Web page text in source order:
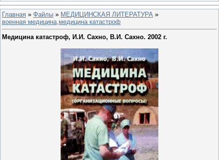
Главная » Файлы » МЕДИЦИНСКАЯ ЛИТЕРАТУРА »
военная медицина,медицина катастроф
Медицина катастроф, И.И. Сахно, В.И. Сахно. 2002 г.